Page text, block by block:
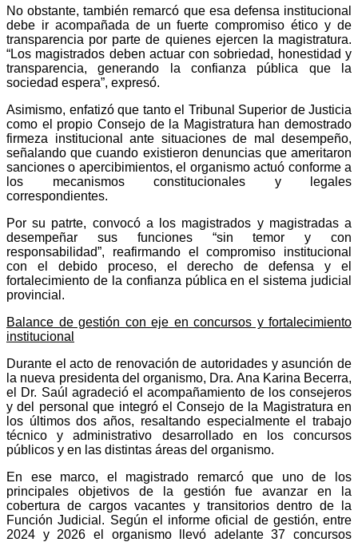
No obstante, también remarcó que esa defensa institucional
debe ir acompañada de un fuerte compromiso ético y de
transparencia por parte de quienes ejercen la magistratura.
“Los magistrados deben actuar con sobriedad, honestidad y
transparencia, generando la confianza pública que la
sociedad espera”, expresó.
Asimismo, enfatizó que tanto el Tribunal Superior de Justicia
como el propio Consejo de la Magistratura han demostrado
firmeza institucional ante situaciones de mal desempeño,
señalando que cuando existieron denuncias que ameritaron
sanciones o apercibimientos, el organismo actuó conforme a
los mecanismos constitucionales y legales
correspondientes.
Por su patrte, convocó a los magistrados y magistradas a
desempeñar sus funciones “sin temor y con
responsabilidad”, reafirmando el compromiso institucional
con el debido proceso, el derecho de defensa y el
fortalecimiento de la confianza pública en el sistema judicial
provincial.
Balance de gestión con eje en concursos y fortalecimiento
institucional
Durante el acto de renovación de autoridades y asunción de
la nueva presidenta del organismo, Dra. Ana Karina Becerra,
el Dr. Saúl agradeció el acompañamiento de los consejeros
y del personal que integró el Consejo de la Magistratura en
los últimos dos años, resaltando especialmente el trabajo
técnico y administrativo desarrollado en los concursos
públicos y en las distintas áreas del organismo.
En ese marco, el magistrado remarcó que uno de los
principales objetivos de la gestión fue avanzar en la
cobertura de cargos vacantes y transitorios dentro de la
Función Judicial. Según el informe oficial de gestión, entre
2024 y 2026 el organismo llevó adelante 37 concursos